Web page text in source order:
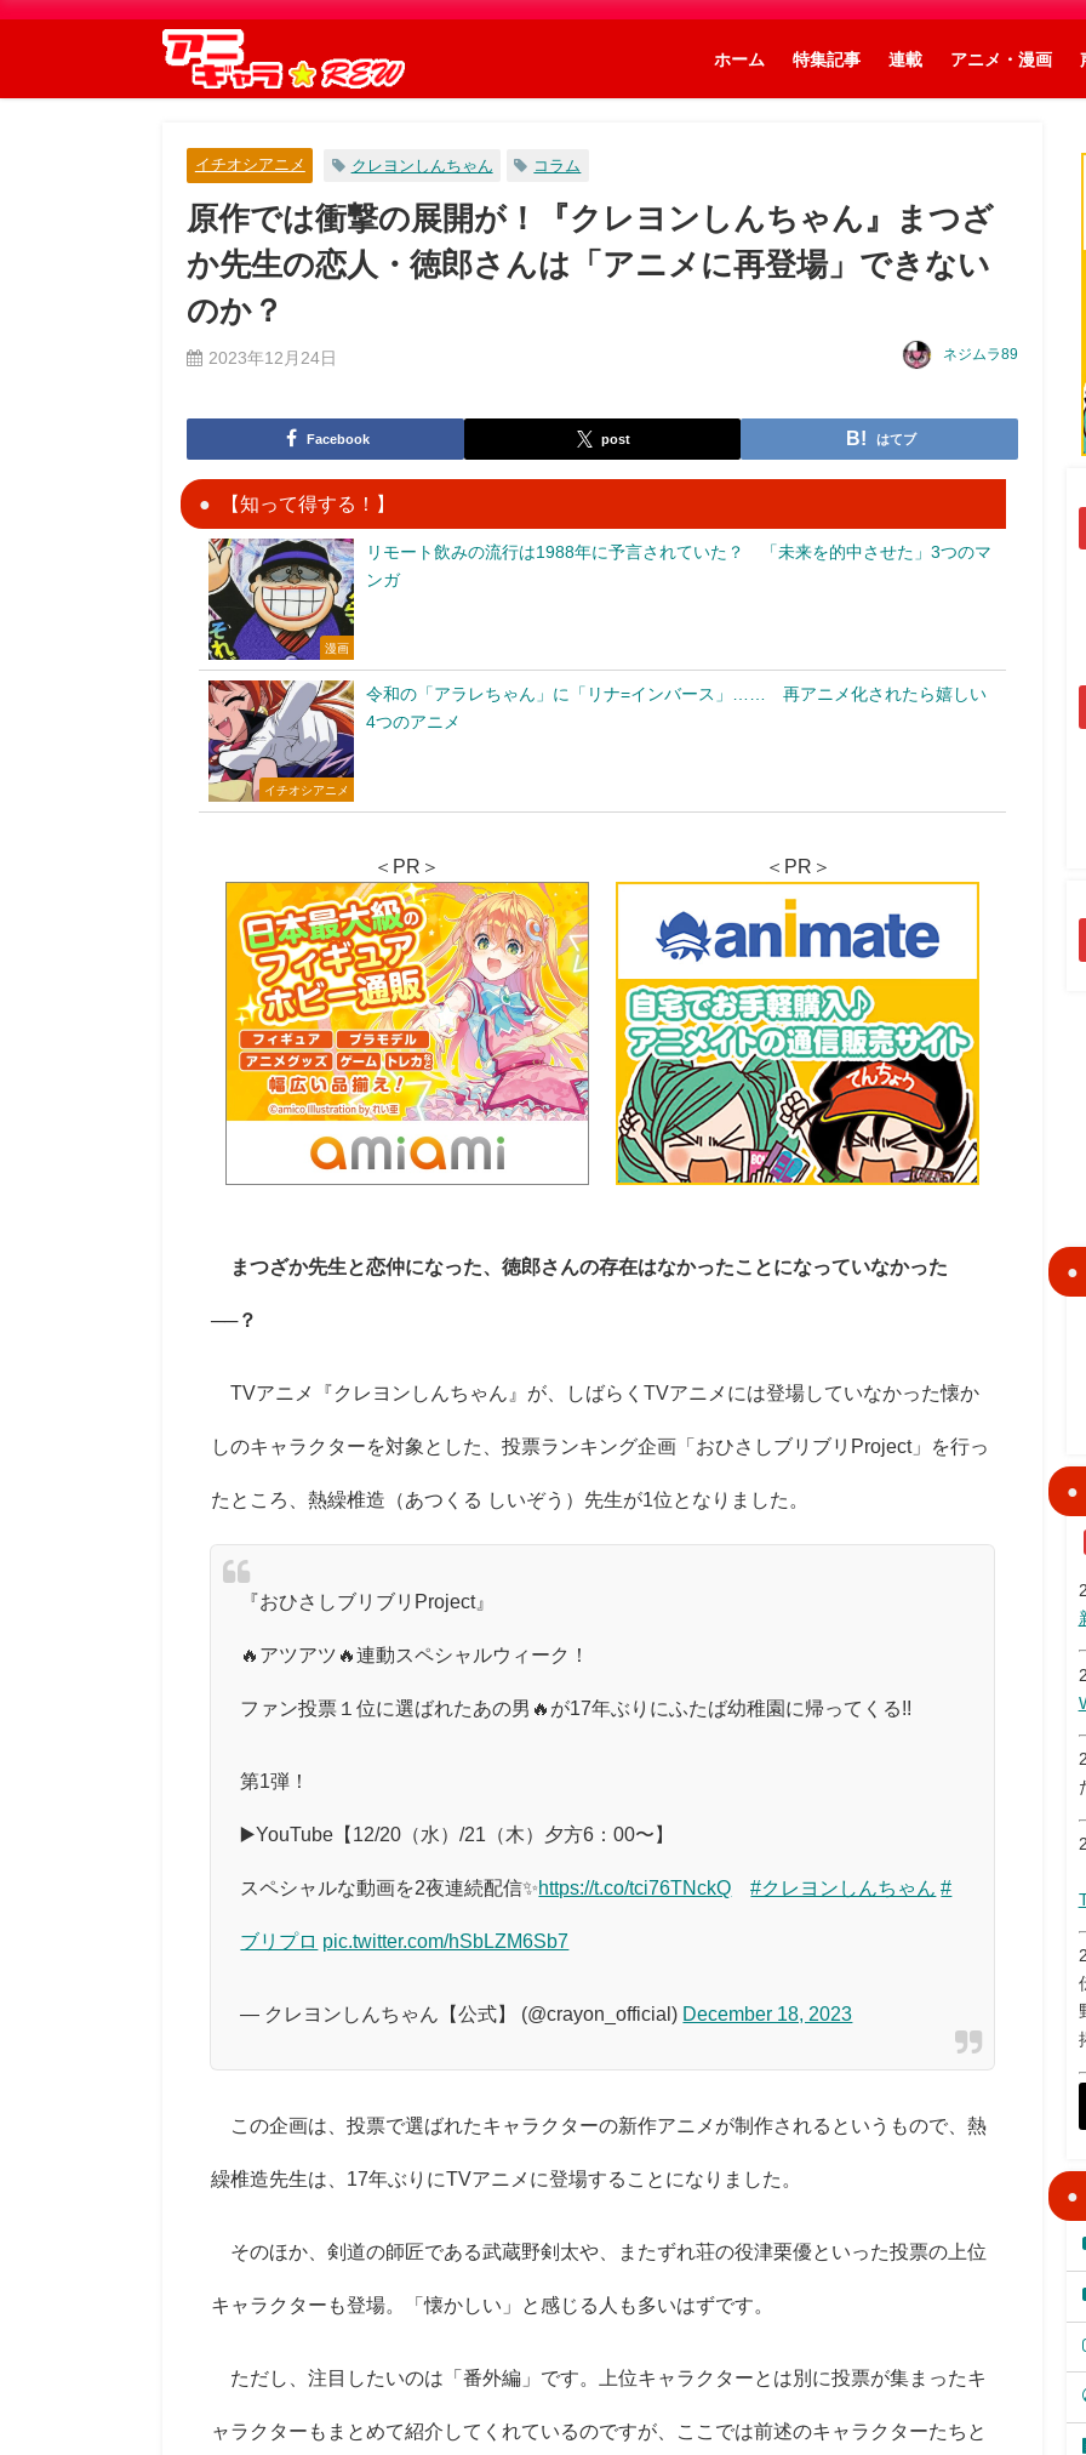
ホーム 特集記事 連載 アニメ・漫画
イチオシアニメ クレヨンしんちゃん コラム
原作では衝撃の展開が！『クレヨンしんちゃん』まつざ
か先生の恋人・徳郎さんは「アニメに再登場」できない
のか？
2023年12月24日 ネジムラ89
Facebook post はてブ
【知って得する！】
漫画
リモート飲みの流行は1988年に予言されていた？ 「未来を的中させた」3つのマ
ンガ
イチオシアニメ
令和の「アラレちゃん」に「リナ=インバース」…… 再アニメ化されたら嬉しい
4つのアニメ
＜PR＞ ＜PR＞
まつざか先生と恋仲になった、徳郎さんの存在はなかったことになっていなかった
──？
TVアニメ『クレヨンしんちゃん』が、しばらくTVアニメには登場していなかった懐か
しのキャラクターを対象とした、投票ランキング企画「おひさしブリブリProject」を行っ
たところ、熱繰椎造（あつくる しいぞう）先生が1位となりました。
『おひさしブリブリProject』
🔥アツアツ🔥連動スペシャルウィーク！
ファン投票１位に選ばれたあの男🔥が17年ぶりにふたば幼稚園に帰ってくる!!
第1弾！
▶️YouTube【12/20（水）/21（木）夕方6：00〜】
スペシャルな動画を2夜連続配信✨https://t.co/tci76TNckQ #クレヨンしんちゃん #
ブリプロ pic.twitter.com/hSbLZM6Sb7
— クレヨンしんちゃん【公式】 (@crayon_official) December 18, 2023
この企画は、投票で選ばれたキャラクターの新作アニメが制作されるというもので、熱
繰椎造先生は、17年ぶりにTVアニメに登場することになりました。
そのほか、剣道の師匠である武蔵野剣太や、またずれ荘の役津栗優といった投票の上位
キャラクターも登場。「懐かしい」と感じる人も多いはずです。
ただし、注目したいのは「番外編」です。上位キャラクターとは別に投票が集まったキ
ャラクターもまとめて紹介してくれているのですが、ここでは前述のキャラクターたちと